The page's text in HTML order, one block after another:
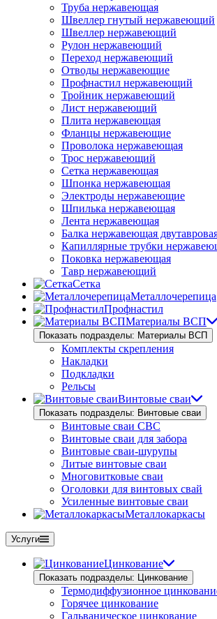
Труба нержавеющая
Швеллер гнутый нержавеющий
Швеллер нержавеющий
Рулон нержавеющий
Переход нержавеющий
Отводы нержавеющие
Профнастил нержавеющий
Тройник нержавеющий
Лист нержавеющий
Плита нержавеющая
Фланцы нержавеющие
Проволока нержавеющая
Трос нержавеющий
Сетка нержавеющая
Шпонка нержавеющая
Электроды нержавеющие
Шпилька нержавеющая
Лента нержавеющая
Балка нержавеющая
Капиллярные трубки
Поковка нержавеющая
Тавр нержавеющий
Сетка
Металлочерепица
Профнастил
Материалы ВСП
Показать подразделы: Материалы ВСП
Комплекты скрепления
Накладки
Подкладки
Рельсы
Винтовые сваи
Показать подразделы: Винтовые сваи
Винтовые сваи СВС
Винтовые сваи для забора
Винтовые сваи-шурупы
Литые винтовые сваи
Многовитковые сваи
Оголовки для винтовых свай
Усиленные винтовые сваи
Металлокаркасы
Услуги
Цинкование
Показать подразделы: Цинкование
Термодиффузионное
Горячее цинкование
Гальваническое цинкование